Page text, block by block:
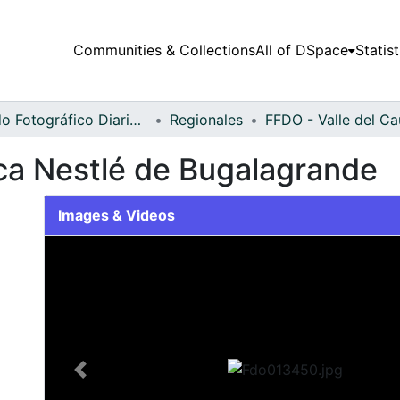
Communities & CollectionsAll of DSpace
Fondo Fotográfico Diario Occidente Regionales
Nestlé de Bugalagrande
Images & Videos
Previous